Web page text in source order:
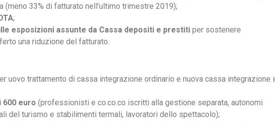
(meno 33% di fatturato nell’ultimo trimestre 2019);
;
esposizioni assunte da Cassa depositi e prestiti per sostenere
una riduzione del fatturato.
uovo trattamento di cassa integrazione ordinario e nuova cassa integrazione
600 euro (professionisti e co.co.co iscritti alla gestione separata, autonomi
del turismo e stabilimenti termali, lavoratori dello spettacolo);